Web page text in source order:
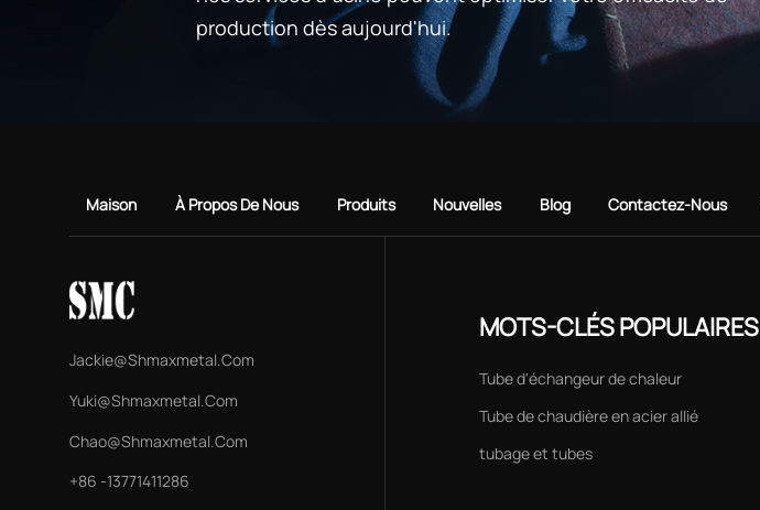
production dès aujourd'hui.
Maison À Propos De Nous Produits Nouvelles Blog Contactez-Nous
Jackie@shmaxmetal.com
Yuki@shmaxmetal.com
Chao@shmaxmetal.com
+86 -13771411286
MOTS-CLÉS POPULAIRES
Tube d'échangeur de chaleur
Tube de chaudière en acier allié
tubage et tubes